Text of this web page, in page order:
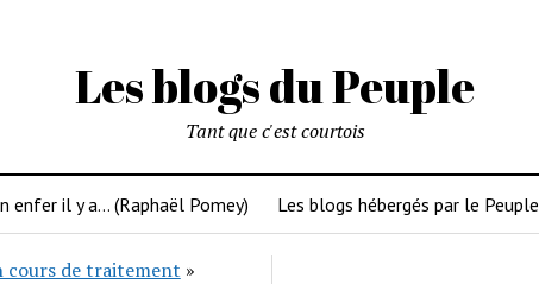
Les blogs du Peuple
Tant que c'est courtois
enfer il y a… (Raphaël Pomey) Les blogs hébergés par le Peuple
cours de traitement »